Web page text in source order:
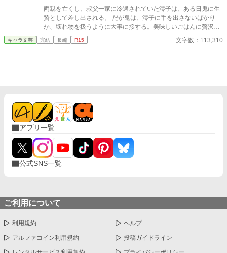
は、廃妃にして、そっと逃がす」 皇帝はどうやら、皇帝の生誕の
宴で起きた、毒の事件を月花に解き明かして欲しいらしく―― 飾
りの妃からやがて皇后へ。しかし、飾りのはずが、どうも皇帝は
月花を溺愛しているようで――？ これは、月花と皇帝の、食をめ
ぐる謎解きの物語だ。
両親を亡くし、叔父一家に冷遇されていた澪子は、ある日鬼に生
贄として差し出される。 だが鬼は、澪子に手を出さないばかり
か、壊れ物を扱うように大事に接する。美味しいごはんに贅沢な
衣装、そして蕩けるような閨事…。真意の分からぬ彼からの溺愛
に澪子は困惑するが、それもそのはず、鬼は澪子の命を助けるた
キャラ文芸 完結 長編 R15 文字数：113,310
アプリ一覧
公式SNS一覧
ご利用について
利用規約 ヘルプ
アルファコイン利用規約 投稿ガイドライン